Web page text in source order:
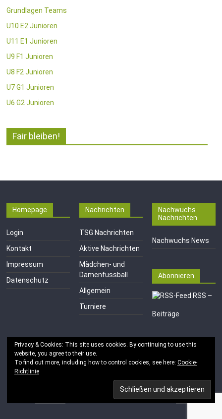
Grundlagen Teams
U10 E2 Junioren
U11 E1 Junioren
U9 F1 Junioren
U8 F2 Junioren
U7 G1 Junioren
U6 G2 Junioren
Fair bleiben!
Homepage
Login
Kontakt
Impressum
Datenschutz
Nachrichten
TSG Nachrichten
Aktive Nachrichten
Mädchen- und
Damenfussball
Allgemein
Turniere
Nachwuchs
Nachrichten
Nachwuchs News
Abonnieren
RSS –
Beiträge
Privacy & Cookies: This site uses cookies. By continuing to use this
website, you agree to their use.
To find out more, including how to control cookies, see here: Cookie-
Richtlinie
Copyright © 2026
vorbehalten.
von ThemeGrill. Bereitgestellt vonWordPress